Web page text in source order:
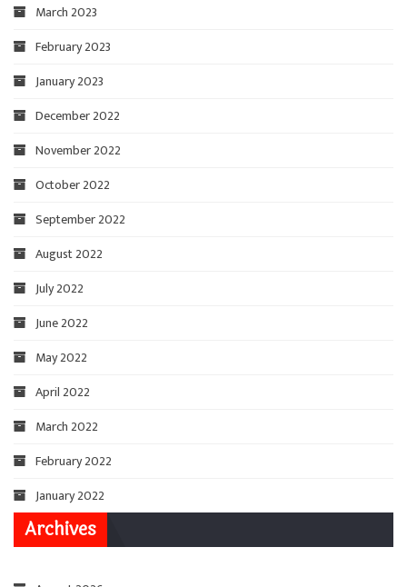
March 2023
February 2023
January 2023
December 2022
November 2022
October 2022
September 2022
August 2022
July 2022
June 2022
May 2022
April 2022
March 2022
February 2022
January 2022
Archives